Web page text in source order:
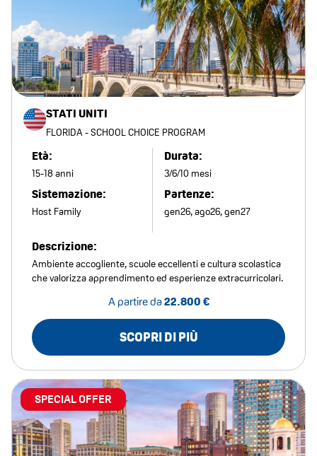
STATI UNITI
FLORIDA - SCHOOL CHOICE PROGRAM
Età:
15-18 anni
Sistemazione:
Host Family
Durata:
3/6/10 mesi
Partenze:
gen26, ago26, gen27
Descrizione:
Ambiente accogliente, scuole eccellenti e cultura scolastica
che valorizza apprendimento ed esperienze extracurricolari.
A partire da22.800 €
SCOPRI DI PIÙ
SPECIAL OFFER